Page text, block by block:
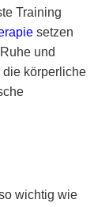
Training
setzen
und
die körperliche
wichtig wie